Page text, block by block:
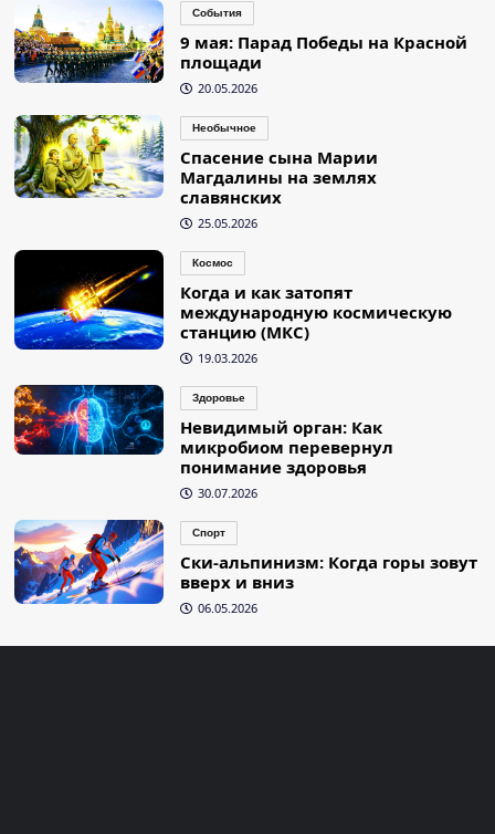
События
9 мая: Парад Победы на Красной
площади
20.05.2026
Необычное
Спасение сына Марии
Магдалины на землях
славянских
25.05.2026
Космос
Когда и как затопят
международную космическую
станцию (МКС)
19.03.2026
Здоровье
Невидимый орган: Как
микробиом перевернул
понимание здоровья
30.07.2026
Спорт
Ски-альпинизм: Когда горы зовут
вверх и вниз
06.05.2026